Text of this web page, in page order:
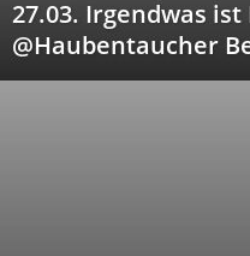
27.03. Irgendwas
@Haubentaucher